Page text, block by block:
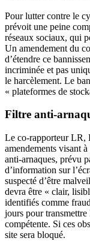
Pour lutter contre le
prévoit une peine
réseaux sociaux, qui
Un amendement du
d’étendre ce
incriminée et pas
le harcèlement. Le
« plateformes de
Filtre anti-
Le co-rapporteur LR,
amendements visant
anti-arnaques, prévu
d’information sur
suspecté d’être
devra être « clair,
identifiés comme
jours pour
compétente. Si ces
site sera bloqué.